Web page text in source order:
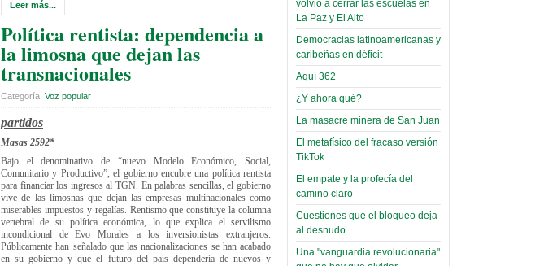
Leer más...
Política rentista: dependencia a
la limosna que dejan las
transnacionales
Categoría: Voz popular
partidos
Masas 2592*
Bajo el denominativo de “nuevo Modelo Económico, Social,
Comunitario y Productivo”, el gobierno encubre una política rentista
para financiar los ingresos al TGN. En palabras sencillas, el gobierno
vive de las limosnas que dejan las empresas multinacionales como
miserables impuestos y regalías. Rentismo que constituye la columna
vertebral de su política económica, lo que explica el servilismo
incondicional de Evo Morales a los inversionistas extranjeros.
Públicamente han señalado que las nacionalizaciones se han acabado
en su gobierno y que el futuro del país dependería de nuevos y
Docentes y estudiantes de
Trabajo Social de la UMSA
elegirán directora
Viernes, 14 Octubre 2022
Leer Más...
“Tuna Femenina San Andrés”
toca y canta con coraje
Miércoles, 14 Septiembre 2022
Leer Más...
Posesionan a dirigentes de
Asociación de Docentes
Domingo, 14 Agosto 2022
Leer Más...
El Infamatorio
Miércoles, 09 Diciembre 2020
Read more...
Interpretación
de un álbum de
narco-fotos
(Miscelánea
Palaciega 8)
El Infamatorio
Miércoles, 19 Junio 2019
Read more...
Cosmética
descolonizadora
volvió a cerrar las escuelas en
La Paz y El Alto
Democracias latinoamericanas y
caribeñas en déficit
Aquí 362
¿Y ahora qué?
La masacre minera de San Juan
El metafísico del fracaso versión
TikTok
El empate y la profecía del
camino claro
Cuestiones que el bloqueo deja
al desnudo
Una "vanguardia revolucionaria"